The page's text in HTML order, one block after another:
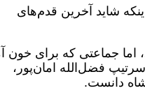
شاید آخرین قدم‌های
اما جماعتی که برای خون
فضل‌الله امان‌پور،
شاه دانست.